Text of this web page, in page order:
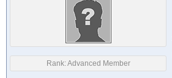
Rank:Advanced Member